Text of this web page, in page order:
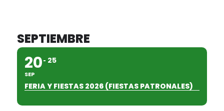
SEPTIEMBRE
20
SEP
25
FERIA Y FIESTAS 2026 (FIESTAS PATRONALES)